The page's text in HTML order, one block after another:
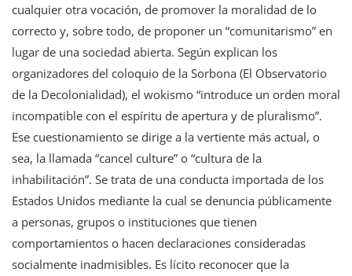
cualquier otra vocación, de promover la moralidad de lo
correcto y, sobre todo, de proponer un “comunitarismo” en
lugar de una sociedad abierta. Según explican los
organizadores del coloquio de la Sorbona (El Observatorio
de la Decolonialidad), el wokismo “introduce un orden moral
incompatible con el espíritu de apertura y de pluralismo”.
Ese cuestionamiento se dirige a la vertiente más actual, o
sea, la llamada “cancel culture” o “cultura de la
inhabilitación”. Se trata de una conducta importada de los
Estados Unidos mediante la cual se denuncia públicamente
a personas, grupos o instituciones que tienen
comportamientos o hacen declaraciones consideradas
socialmente inadmisibles. Es lícito reconocer que la